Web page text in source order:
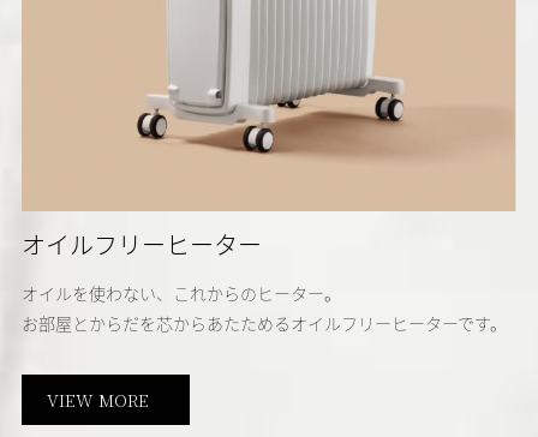
オイルフリーヒーター
オイルを使わない、これからのヒーター。
お部屋とからだを芯からあたためるオイルフリーヒーターです。
VIEW MORE